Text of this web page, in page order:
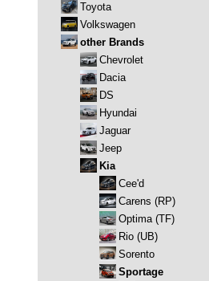
Toyota
Volkswagen
other Brands
Chevrolet
Dacia
DS
Hyundai
Jaguar
Jeep
Kia
Cee'd
Carens (RP)
Optima (TF)
Rio (UB)
Sorento
Sportage